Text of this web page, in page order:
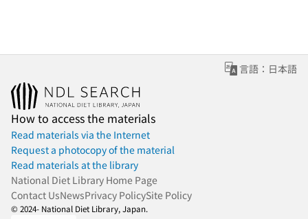
言語：日本語
How to access the materials
Read materials via the Internet
Request a photocopy of the material
Read materials at the library
National Diet Library Home Page
Contact UsNewsPrivacy PolicySite Policy
© 2024- National Diet Library, Japan.